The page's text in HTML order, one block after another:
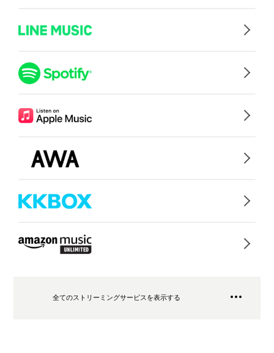
全てのストリーミングサービスを表示する